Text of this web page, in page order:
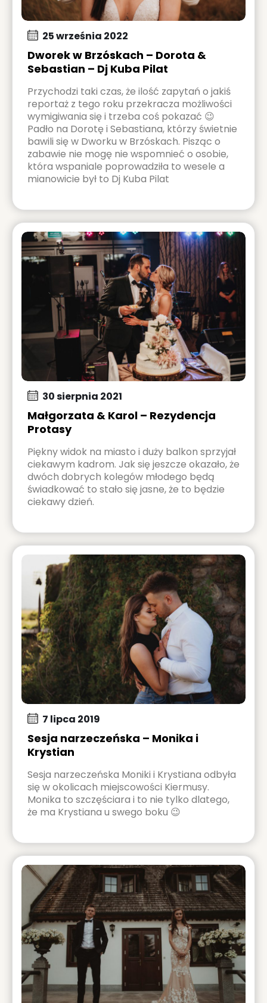
25 września 2022
Dworek w Brzóskach – Dorota &
Sebastian – Dj Kuba Pilat
Przychodzi taki czas, że ilość zapytań o jakiś
reportaż z tego roku przekracza możliwości
wymigiwania się i trzeba coś pokazać 😉
Padło na Dorotę i Sebastiana, którzy świetnie
bawili się w Dworku w Brzóskach. Pisząc o
zabawie nie mogę nie wspomnieć o osobie,
która wspaniale poprowadziła to wesele a
mianowicie był to Dj Kuba Pilat
30 sierpnia 2021
Małgorzata & Karol – Rezydencja
Protasy
Piękny widok na miasto i duży balkon sprzyjał
ciekawym kadrom. Jak się jeszcze okazało, że
dwóch dobrych kolegów młodego będą
świadkować to stało się jasne, że to będzie
ciekawy dzień.
7 lipca 2019
Sesja narzeczeńska – Monika i
Krystian
Sesja narzeczeńska Moniki i Krystiana odbyła
się w okolicach miejscowości Kiermusy.
Monika to szczęściara i to nie tylko dlatego,
że ma Krystiana u swego boku 😉